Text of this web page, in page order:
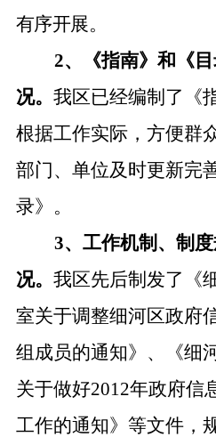
有序开展。
2、
《指南》和《
况。 我区已经编制了《
根据工作实际，方便群
部门、单位及时更新完
录》。
3、工作机制、制
况。 我区先后制发了《
室关于调整细河区政府
组成员的通知》、《细
关于做好2012年政府信
工作的通知》等文件，